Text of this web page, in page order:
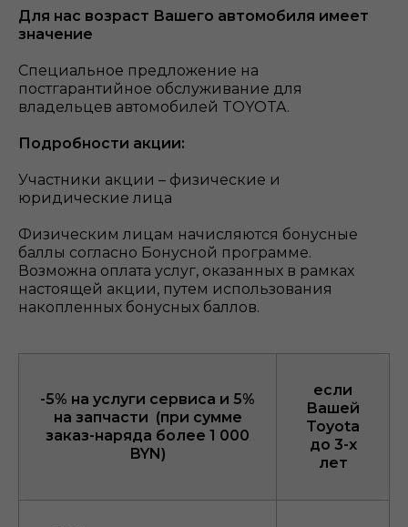
Для нас возраст Вашего автомобиля имеет
значение
Специальное предложение на
постгарантийное обслуживание для
владельцев автомобилей TOYOTA.
Подробности акции:
Участники акции – физические и
юридические лица
Физическим лицам начисляются бонусные
баллы согласно Бонусной программе.
Возможна оплата услуг, оказанных в рамках
настоящей акции, путем использования
накопленных бонусных баллов.
-5% на услуги сервиса и 5%
на запчасти (при сумме
заказ-наряда более 1 000
BYN)
если
Вашей
Toyota
до 3-х
лет